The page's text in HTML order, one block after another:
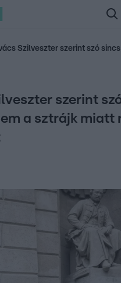
Randi
Most Wanted
szerint
a sztrájk miatt